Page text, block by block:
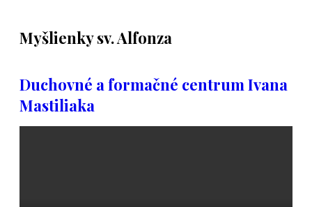
Myšlienky sv. Alfonza
Duchovné a formačné centrum Ivana
Mastiliaka